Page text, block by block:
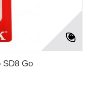
SD8 Go